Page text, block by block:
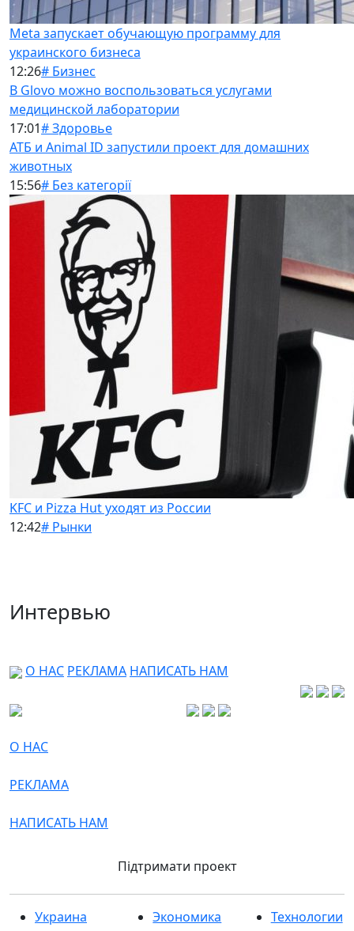
Meta запускает обучающую программу для
украинского бизнеса
12:26# Бизнес
В Glovo можно воспользоваться услугами
медицинской лаборатории
17:01# Здоровье
АТБ и Animal ID запустили проект для домашних
животных
15:56# Без категорії
KFC и Pizza Hut уходят из России
12:42# Рынки
Интервью
О НАС РЕКЛАМА НАПИСАТЬ НАМ
О НАС
РЕКЛАМА
НАПИСАТЬ НАМ
Підтримати проект
Украина
Экономика
Технологии